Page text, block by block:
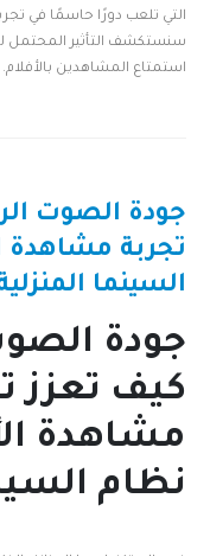
التي تلعب دورًا حاسمًا في
سنستكشف التأثير المحتمل
استمتاع المشاهدين بالأفلام.
جودة الصوت
تجربة مشاهدة
السينما
جودة
كيف تعزز
مشاهدة
نظام